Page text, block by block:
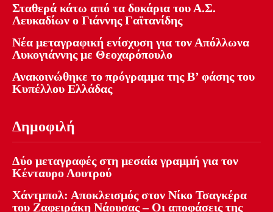
Σταθερά κάτω από τα δοκάρια του Α.Σ.
Λευκαδίων ο Γιάννης Γαϊτανίδης
Νέα μεταγραφική ενίσχυση για τον Απόλλωνα
Λυκογιάννης με Θεοχαρόπουλο
Ανακοινώθηκε το πρόγραμμα της Β’ φάσης του
Κυπέλλου Ελλάδας
Δημοφιλή
Δύο μεταγραφές στη μεσαία γραμμή για τον
Κένταυρο Λουτρού
Χάντμπολ: Αποκλεισμός στον Νίκο Τσαγκέρα
του Ζαφειράκη Νάουσας – Οι αποφάσεις της